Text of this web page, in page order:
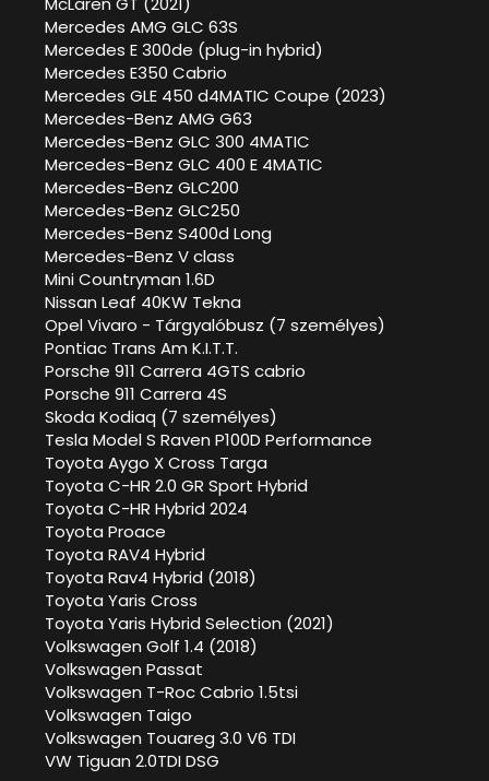
Mercedes AMG GLC 63S
Mercedes E 300de (plug-in hybrid)
Mercedes E350 Cabrio
Mercedes GLE 450 d4MATIC Coupe (2023)
Mercedes-Benz AMG G63
Mercedes-Benz GLC 300 4MATIC
Mercedes-Benz GLC 400 E 4MATIC
Mercedes-Benz GLC200
Mercedes-Benz GLC250
Mercedes-Benz S400d Long
Mercedes-Benz V class
Mini Countryman 1.6D
Nissan Leaf 40KW Tekna
Opel Vivaro - Tárgyalóbusz (7 személyes)
Pontiac Trans Am K.I.T.T.
Porsche 911 Carrera 4GTS cabrio
Porsche 911 Carrera 4S
Skoda Kodiaq (7 személyes)
Tesla Model S Raven P100D Performance
Toyota Aygo X Cross Targa
Toyota C-HR 2.0 GR Sport Hybrid
Toyota C-HR Hybrid 2024
Toyota Proace
Toyota RAV4 Hybrid
Toyota Rav4 Hybrid (2018)
Toyota Yaris Cross
Toyota Yaris Hybrid Selection (2021)
Volkswagen Golf 1.4 (2018)
Volkswagen Passat
Volkswagen T-Roc Cabrio 1.5tsi
Volkswagen Taigo
Volkswagen Touareg 3.0 V6 TDI
VW Tiguan 2.0TDI DSG